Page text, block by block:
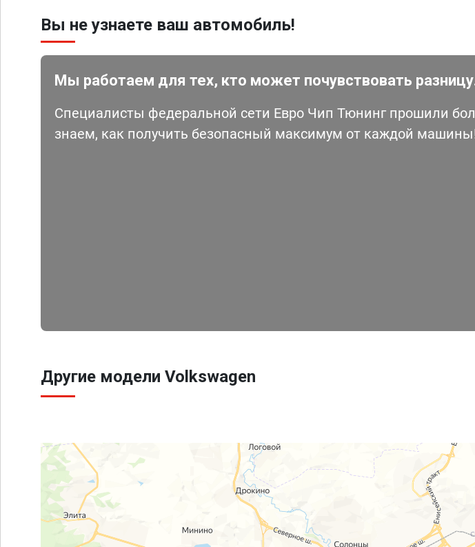
Вы не узнаете ваш автомобиль!
Мы работаем для тех, кто может почувствовать
Специалисты федеральной сети Евро Чип Тюнинг прошили
знаем, как получить безопасный максимум от каждой
Другие модели Volkswagen